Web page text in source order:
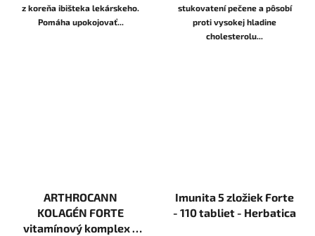
z koreňa ibišteka lekárskeho.
Pomáha upokojovať...
stukovatení pečene a pôsobí
proti vysokej hladine
cholesterolu...
ARTHROCANN
KOLAGÉN FORTE
vitamínový komplex +
Imunita 5 zložiek Forte
- 110 tabliet - Herbatica